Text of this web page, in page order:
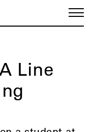
Line